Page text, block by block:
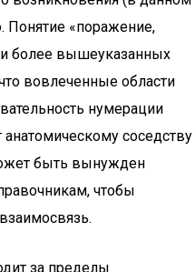
Понятие «поражение,
более вышеуказанных
вовлеченные области
нумерации
анатомическому соседству
быть вынужден
чтобы
за пределы